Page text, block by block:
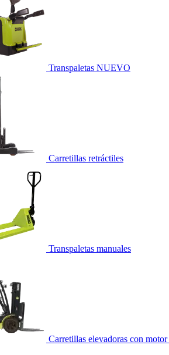
Transpaletas NUEVO
Carretillas retráctiles
Transpaletas manuales
Carretillas elevadoras con motor